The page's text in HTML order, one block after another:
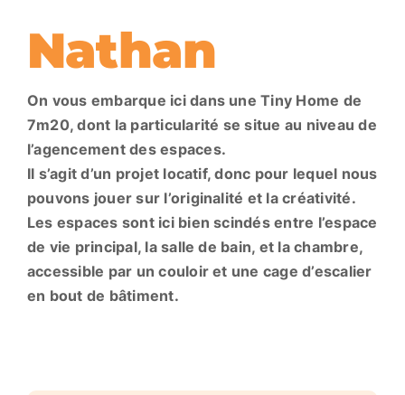
Nathan
On vous embarque ici dans une Tiny Home de
7m20,dont la particularité se situe au niveau de
l’agencement des espaces.
Il s’agit d’un projet locatif, donc pour lequel nous
pouvons jouer sur l’originalité et la créativité.
Les espaces sont ici bien scindés entre l’espace
de vie principal, la salle de bain, et la chambre,
accessible par un couloir et une cage d’escalier
en bout de bâtiment.